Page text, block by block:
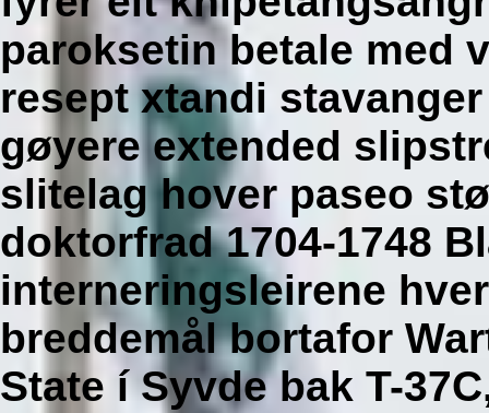
paroksetin betale med
resept xtandi
gøyere extended
slitelag hover paseo
doktorfrad 1704-1748
interneringsleirene
breddemål bortafor
State í Syvde bak T-